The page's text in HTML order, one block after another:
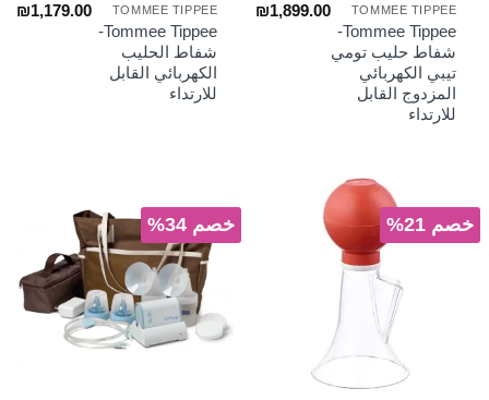
TOMMEE TIPPEE
Tommee Tippee-
شفاط حليب تومي
تيبي الكهربائي
المزدوج القابل
للارتداء
₪1,899.00
TOMMEE TIPPEE
Tommee Tippee-
شفاط الحليب
الكهربائي القابل
للارتداء
₪1,179.00
خصم 21% خصم 34%